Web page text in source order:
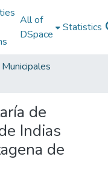
All of
DSpace
Statistics
de
Indias
de